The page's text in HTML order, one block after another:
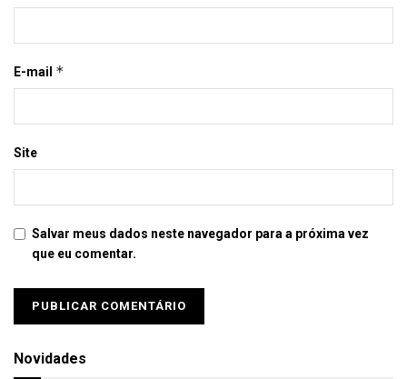
E-mail *
Site
Salvar meus dados neste navegador para a próxima vez
que eu comentar.
Novidades